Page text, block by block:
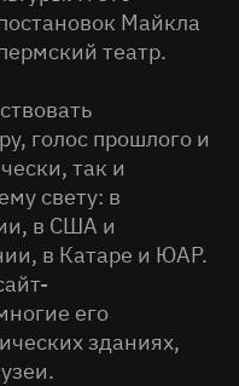
Майкла
театр.
голос прошлого и
так и
свету: в
в США и
в Катаре и ЮАР.
его
зданиях,